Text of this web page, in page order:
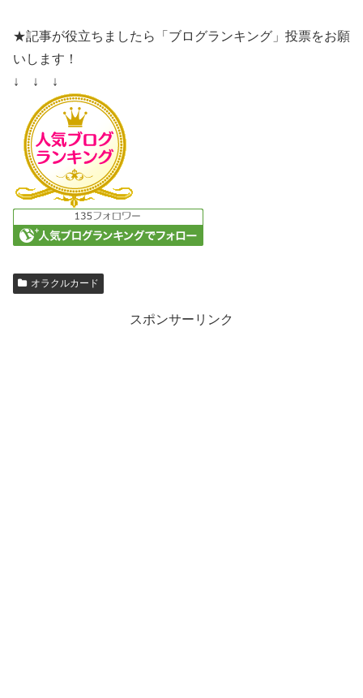
★記事が役立ちましたら「ブログランキング」投票をお願
いします！
↓ ↓ ↓
オラクルカード
スポンサーリンク